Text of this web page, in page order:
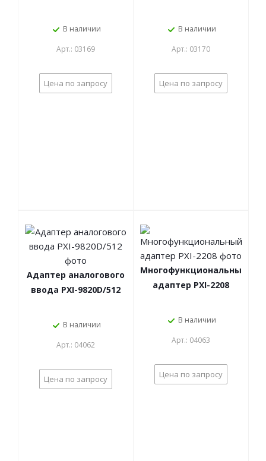
В наличии
Арт.: 03169
Цена по запросу
В наличии
Арт.: 03170
Цена по запросу
Адаптер аналогового
ввода PXI-9820D/512
В наличии
Арт.: 04062
Цена по запросу
Многофункциональный
адаптер PXI-2208
В наличии
Арт.: 04063
Цена по запросу